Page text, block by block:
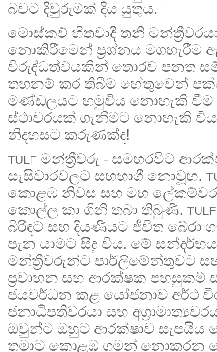
බවට දිවුරුමක් දිය යුතුය.
මොස්කව් හිතවාදී තනි
නොකිරීමෙන් ප්‍රශ්නය මගහැරීම
විරුද්ධත්වයකින් තොරව පනත
තහනම් කර තිබීම හේතුවෙන්
මණ්ඩලයට හමුවිය නොහැකි වීම
ස්ථාවරයක් ගැනීමට නොහැකි
නිදහසට කරුණක්ද!
TULF මන්ත්‍රීවරු - සමහරවිට
සැසිවාරවලට සහභාගී නොවූහ.
කොළඹ නිවස සහ මහ
කොල්ල කා ගිනි තබා තිබුණි. TULF
බිරිඳට සහ දියණියට ජීවිත බේරා
පැන යාමට සිදු විය. මේ
මන්ත්‍රීවරුන්ට පාර්ලිමේන්තුවට
ප්‍රවාහන සහ ආරක්ෂක පහසුකම්
ජයවර්ධන කළ යෝජනාව අර්ථ
ජනාධිපතිවරයා සහ
ඔවුන්ට ඔහුට ආරක්ෂාව සැපයිය
තමාට කොළඹ ගමන් නොකරන